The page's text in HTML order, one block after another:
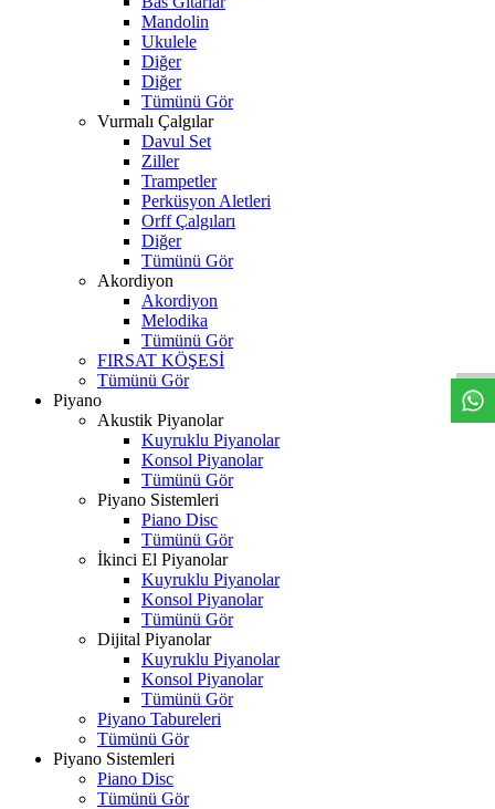
Mandolin
Ukulele
Diğer
Diğer
Tümünü Gör
Vurmalı Çalgılar
Davul Set
Ziller
Trampetler
Perküsyon Aletleri
Orff Çalgıları
Diğer
Tümünü Gör
Akordiyon
Akordiyon
Melodika
Tümünü Gör
FIRSAT KÖŞESİ
Tümünü Gör
Piyano
Akustik Piyanolar
Kuyruklu Piyanolar
Konsol Piyanolar
Tümünü Gör
Piyano Sistemleri
Piano Disc
Tümünü Gör
İkinci El Piyanolar
Kuyruklu Piyanolar
Konsol Piyanolar
Tümünü Gör
Dijital Piyanolar
Kuyruklu Piyanolar
Konsol Piyanolar
Tümünü Gör
Piyano Tabureleri
Tümünü Gör
Piyano Sistemleri
Piano Disc
Tümünü Gör